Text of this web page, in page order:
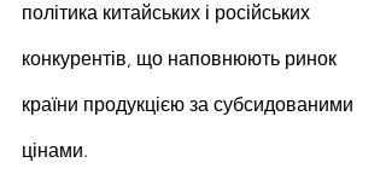
політика китайських і російських
конкурентів, що наповнюють ринок
країни продукцією за субсидованими
цінами.